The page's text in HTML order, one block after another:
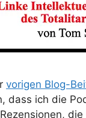
vorigen Blog-
dass ich die
die